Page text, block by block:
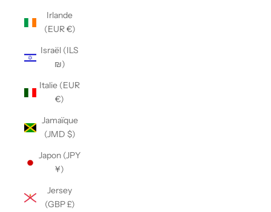
Irlande
(EUR €)
Israël (ILS
₪)
Italie (EUR
€)
Jamaïque
(JMD $)
Japon (JPY
¥)
Jersey
(GBP £)